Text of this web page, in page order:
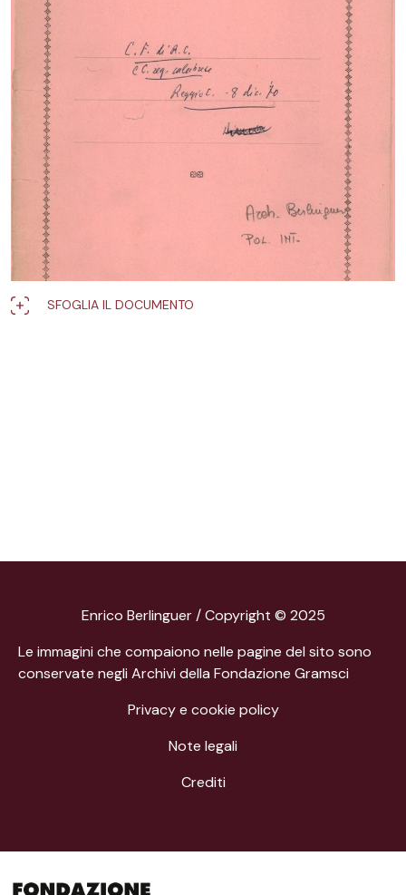
SFOGLIA IL DOCUMENTO
Enrico Berlinguer / Copyright © 2025
Le immagini che compaiono nelle pagine del sito sono
conservate negli Archivi della Fondazione Gramsci
Privacy e cookie policy
Note legali
Crediti